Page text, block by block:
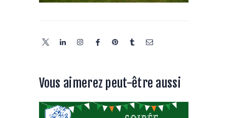
Vous aimerez peut-être aussi